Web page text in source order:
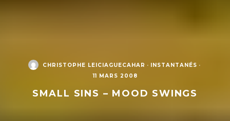
CHRISTOPHE LEICIAGUECAHAR · INSTANTANÉS ·
11 MARS 2008
SMALL SINS – MOOD SWINGS